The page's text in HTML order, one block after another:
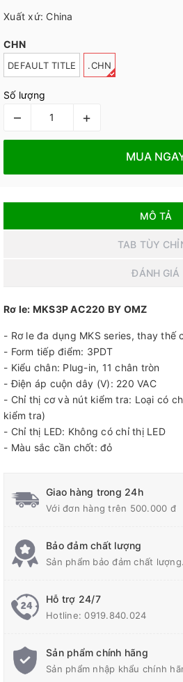
Xuất xứ: China
CHN
DEFAULT TITLE .CHN
Số lượng
– +
MUA
MÔ TẢ
TAB TÙY
ĐÁNH GIÁ
Rơ le: MKS3P AC220 BY OMZ
- Rơ le đa dụng MKS series, thay thế
- Form tiếp điểm: 3PDT
- Kiểu chân: Plug-in, 11 chân tròn
- Điện áp cuộn dây (V): 220 VAC
- Chỉ thị cơ và nút kiểm tra: Loại có
kiểm tra)
- Chỉ thị LED: Không có chỉ thị LED
- Màu sắc cần chốt: đỏ
Giao hàng trong 24h
Với đơn hàng trên 500.000 đ
Bảo đảm chất lượng
Sản phẩm bảo đảm chất lượng.
Hỗ trợ 24/7
Hotline:0919.840.024
Sản phẩm chính hãng
Sản phẩm nhập khẩu chính